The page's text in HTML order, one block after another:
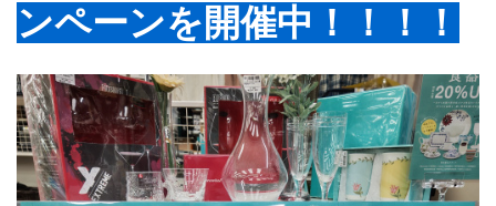
ンペーンを開催中！！！！